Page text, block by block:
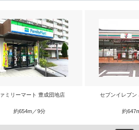
ミリーマート 豊成団地店
約654m／9分
セブンイレブン
約